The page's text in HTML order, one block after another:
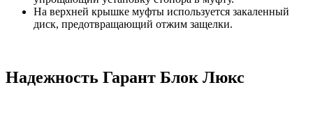
На верхней крышке муфты используется закаленный
диск, предотвращающий отжим защелки.
Надежность Гарант Блок Люкс